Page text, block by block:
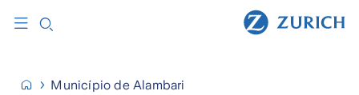
Município de Alambari